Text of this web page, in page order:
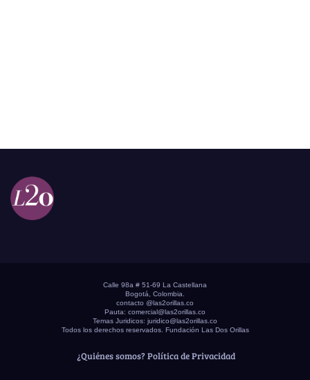
Calle 98a # 51-69 La Castellana
Bogotá, Colombia.
contacto @las2orillas.co
Pauta: comercial@las2orillas.co
Temas Juridicos: juridico@las2orillas.co
Todos los derechos reservados. Fundación Las Dos Orillas
¿Quiénes somos? Política de Privacidad